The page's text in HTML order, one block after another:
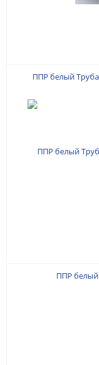
ППР белый
ППР